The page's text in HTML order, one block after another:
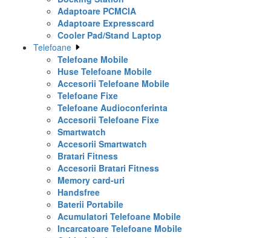
Adaptoare PCMCIA
Adaptoare Expresscard
Cooler Pad/Stand Laptop
Telefoane
Telefoane Mobile
Huse Telefoane Mobile
Accesorii Telefoane Mobile
Telefoane Fixe
Telefoane Audioconferinta
Accesorii Telefoane Fixe
Smartwatch
Accesorii Smartwatch
Bratari Fitness
Accesorii Bratari Fitness
Memory card-uri
Handsfree
Baterii Portabile
Acumulatori Telefoane Mobile
Incarcatoare Telefoane Mobile